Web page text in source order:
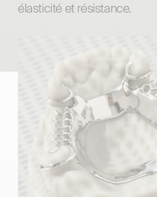
élasticité et résistance.